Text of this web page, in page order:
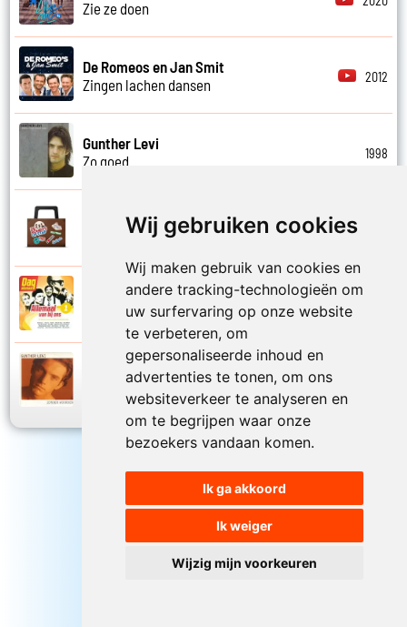
Wij gebruiken cookies
Wij maken gebruik van cookies en
andere tracking-technologieën om
uw surfervaring op onze website
te verbeteren, om
gepersonaliseerde inhoud en
advertenties te tonen, om ons
websiteverkeer te analyseren en
om te begrijpen waar onze
bezoekers vandaan komen.
Ik ga akkoord
Ik weiger
Wijzig mijn voorkeuren
Zie ze doen
De Romeos en Jan Smit
Zingen lachen dansen
2012
Gunther Levi
Zo goed
1998
De Romeos
Zomertijd
De Romeos
Zondag
Gunther Levi
Zonder woorden